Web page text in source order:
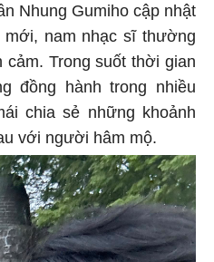
Nhung Gumiho cập nhật
nam nhạc sĩ thường
Trong suốt thời gian
đồng hành trong nhiều
chia sẻ những khoảnh
với người hâm mộ.